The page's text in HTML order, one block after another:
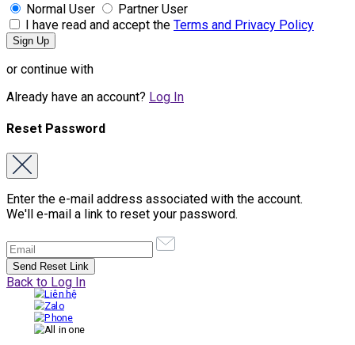
Normal User
Partner User
I have read and accept the Terms and Privacy Policy
or continue with
Already have an account? Log In
Reset Password
Enter the e-mail address associated with the account.
We'll e-mail a link to reset your password.
Back to Log In